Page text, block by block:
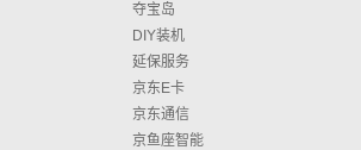
夺宝岛
DIY装机
延保服务
京东E卡
京东通信
京鱼座智能